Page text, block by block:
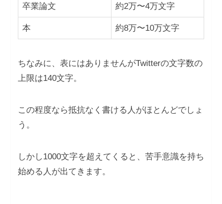
卒業論文 約2万〜4万文字
本 約8万〜10万文字
ちなみに、表にはありませんがTwitterの文字数の
上限は140文字。
この程度なら抵抗なく書ける人がほとんどでしょ
う。
しかし1000文字を超えてくると、苦手意識を持ち
始める人が出てきます。